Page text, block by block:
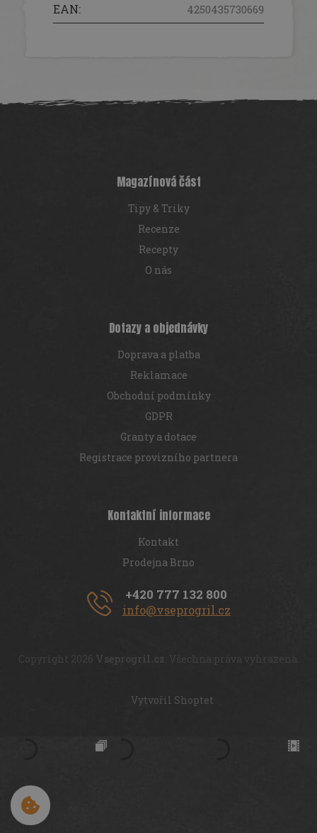
EAN: 4250435730669
á
Magazínová část
Tipy & Triky
Recenze
Recepty
O nás
Dotazy a objednávky
Doprava a platba
Reklamace
Obchodní podmínky
GDPR
Granty a dotace
Registrace provizního partnera
Kontaktní informace
Kontakt
Prodejna Brno
+420 777 132 800
info@vseprogril.cz
Vytvořil Shoptet
Copyright 2026 Vseprogril.cz . Všechna práva vyhrazena.
Cookies